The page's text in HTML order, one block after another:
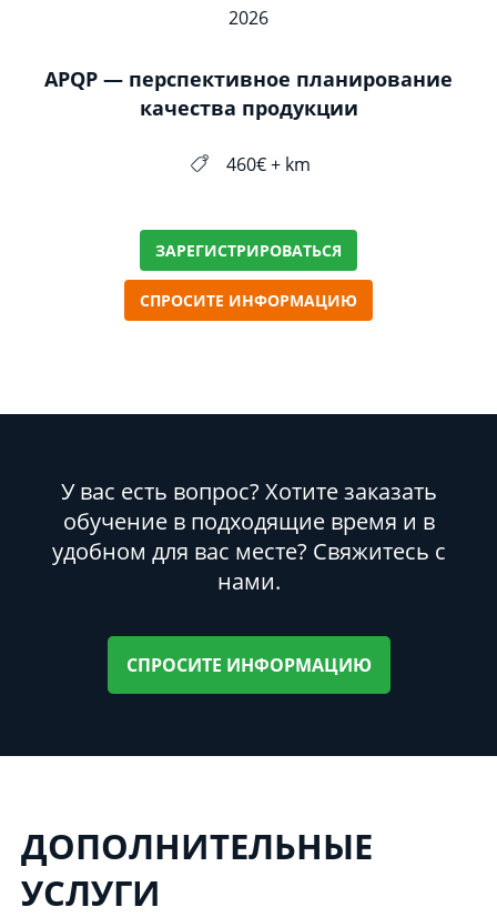
2026
APQP — перспективное планирование
качества продукции
460€ + km
ЗАРЕГИСТРИРОВАТЬСЯ
СПРОСИТЕ ИНФОРМАЦИЮ
У вас есть вопрос? Хотите заказать
обучение в подходящие время и в
удобном для вас месте? Свяжитесь с
нами.
СПРОСИТЕ ИНФОРМАЦИЮ
ДОПОЛНИТЕЛЬНЫЕ
УСЛУГИ